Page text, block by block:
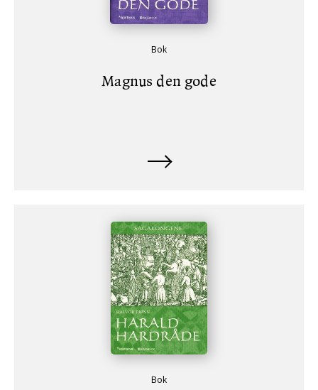
Bok
Magnus den gode
Bok